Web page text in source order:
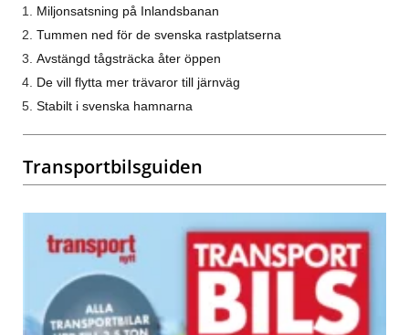
Miljonsatsning på Inlandsbanan
Tummen ned för de svenska rastplatserna
Avstängd tågsträcka åter öppen
De vill flytta mer trävaror till järnväg
Stabilt i svenska hamnarna
Transportbilsguiden